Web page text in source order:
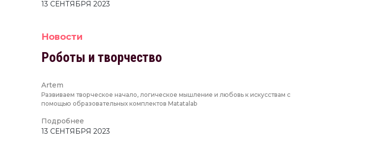
13 СЕНТЯБРЯ 2023
Роботы и творчество
Artem
Новости
13 СЕНТЯБРЯ 2023
Развиваем творческое начало, логическое мышление и любовь к искусствам с
помощью образовательных комплектов Matatalab
Подробнее